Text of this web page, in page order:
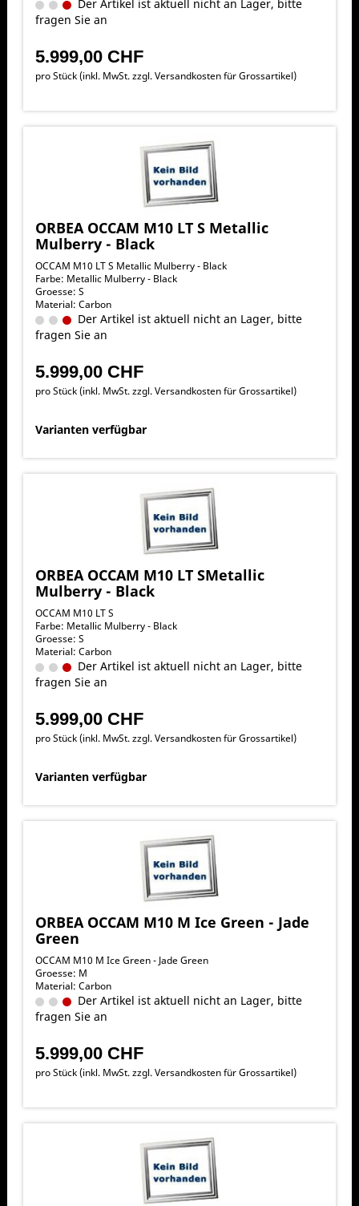
Der Artikel ist aktuell nicht an Lager, bitte
fragen Sie an
5.999,00 CHF
pro Stück (inkl. MwSt. zzgl.Versandkosten für Grossartikel)
ORBEA OCCAM M10 LT S Metallic
Mulberry - Black
OCCAM M10 LT S Metallic Mulberry - Black
Farbe: Metallic Mulberry - Black
Groesse: S
Material: Carbon
Der Artikel ist aktuell nicht an Lager, bitte
fragen Sie an
5.999,00 CHF
pro Stück (inkl. MwSt. zzgl.Versandkosten für Grossartikel)
Varianten verfügbar
ORBEA OCCAM M10 LT SMetallic
Mulberry - Black
OCCAM M10 LT S
Farbe: Metallic Mulberry - Black
Groesse: S
Material: Carbon
Der Artikel ist aktuell nicht an Lager, bitte
fragen Sie an
5.999,00 CHF
pro Stück (inkl. MwSt. zzgl.Versandkosten für Grossartikel)
Varianten verfügbar
ORBEA OCCAM M10 M Ice Green - Jade
Green
OCCAM M10 M Ice Green - Jade Green
Groesse: M
Material: Carbon
Der Artikel ist aktuell nicht an Lager, bitte
fragen Sie an
5.999,00 CHF
pro Stück (inkl. MwSt. zzgl.Versandkosten für Grossartikel)